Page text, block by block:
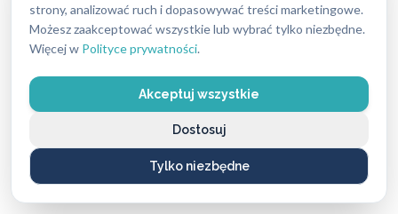
strony, analizować ruch i dopasowywać treści marketingowe.
Możesz zaakceptować wszystkie lub wybrać tylko niezbędne.
Więcej w Polityce prywatności.
Akceptuj wszystkie
Tylko niezbędne
Dostosuj
30+ lat doświadczenia
Sprawdzony zespół specjalistów ABC Zabezpieczeń.
Brak ukrytych kosztów
Cena uzgadniana przed rozpoczęciem pracy.